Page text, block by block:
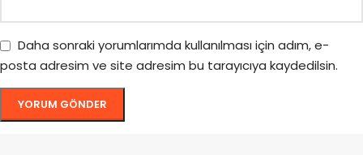
Daha sonraki yorumlarımda kullanılması için adım, e-
posta adresim ve site adresim bu tarayıcıya kaydedilsin.